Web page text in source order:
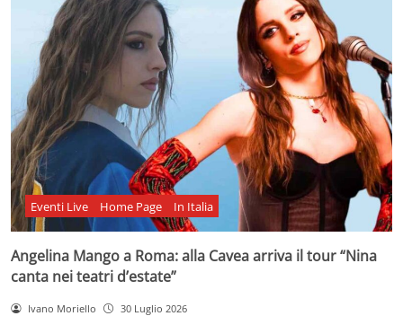
Eventi Live Home Page In Italia
Angelina Mango a Roma: alla Cavea arriva il tour “Nina
canta nei teatri d’estate”
Ivano Moriello 30 Luglio 2026